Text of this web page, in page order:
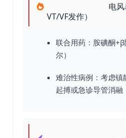
电风暴（
VT/VF发作）
联合用药：胺碘酮
尔）
难治性病例：考虑镇
起搏或急诊导管消融